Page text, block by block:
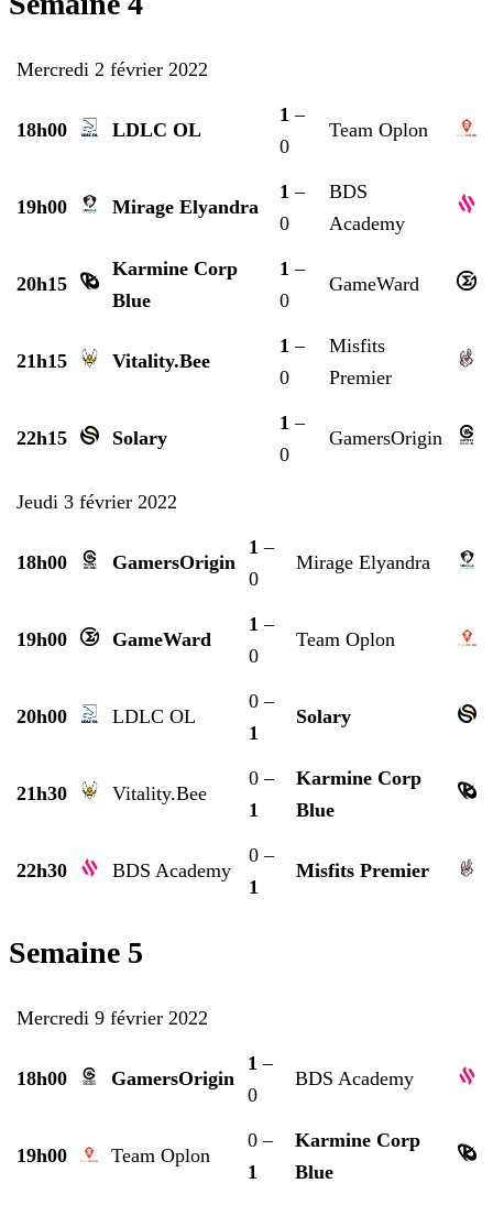
Mercredi 2 février 2022
18h00 LDLC OL
1 –
0
Team Oplon
19h00 Mirage Elyandra
1 –
0
BDS
Academy
20h15
Karmine Corp
Blue
1 –
0
GameWard
21h15 Vitality.Bee
1 –
0
Misfits
Premier
22h15 Solary
1 –
0
GamersOrigin
Jeudi 3 février 2022
18h00 GamersOrigin
1 –
0
Mirage Elyandra
19h00 GameWard
1 –
0
Team Oplon
20h00 LDLC OL
0 –
1
Solary
21h30 Vitality.Bee
0 –
1
Karmine Corp
Blue
22h30 BDS Academy
0 –
1
Misfits Premier
Semaine 5
Mercredi 9 février 2022
18h00 GamersOrigin
1 –
0
BDS Academy
19h00 Team Oplon
0 –
1
Karmine Corp
Blue